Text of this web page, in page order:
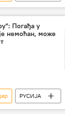
– војска и наоружање
Погађа у
немоћан, може
РУСИЈА
– војска и наоружање